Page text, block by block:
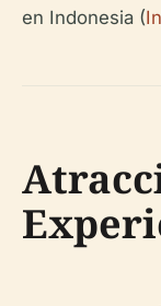
en Indonesia (